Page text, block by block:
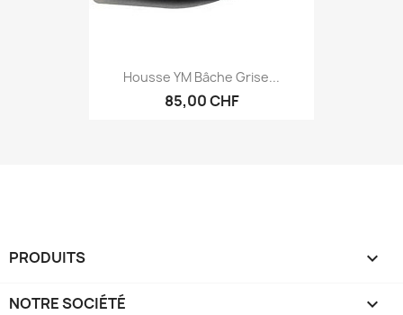
Housse YM Bâche Grise...
85,00 CHF
PRODUITS 
NOTRE SOCIÉTÉ 